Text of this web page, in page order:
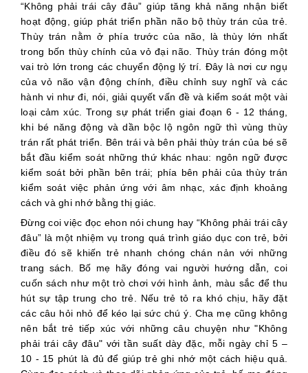
“Không phải trái cây đâu” giúp tăng khả năng nhận biết
hoạt động, giúp phát triển phần não bộ thùy trán của trẻ.
Thùy trán nằm ở phía trước của não, là thùy lớn nhất
trong bốn thùy chính của vỏ đại não. Thùy trán đóng một
vai trò lớn trong các chuyển động lý trí. Đây là nơi cư ngụ
của vỏ não vận động chính, điều chỉnh suy nghĩ và các
hành vi như đi, nói, giải quyết vấn đề và kiểm soát một vài
loại cảm xúc. Trong sự phát triển giai đoạn 6 - 12 tháng,
khi bé năng động và dần bộc lộ ngôn ngữ thì vùng thùy
trán rất phát triển. Bên trái và bên phải thùy trán của bé sẽ
bắt đầu kiểm soát những thứ khác nhau: ngôn ngữ được
kiểm soát bởi phần bên trái; phía bên phải của thùy trán
kiểm soát việc phản ứng với âm nhạc, xác định khoảng
cách và ghi nhớ bằng thị giác.
Đừng coi việc đọc ehon nói chung hay “Không phải trái cây
đâu” là một nhiệm vụ trong quá trình giáo dục con trẻ, bởi
điều đó sẽ khiến trẻ nhanh chóng chán nản với những
trang sách. Bố mẹ hãy đóng vai người hướng dẫn, coi
cuốn sách như một trò chơi với hình ảnh, màu sắc để thu
hút sự tập trung cho trẻ. Nếu trẻ tỏ ra khó chịu, hãy đặt
các câu hỏi nhỏ để kéo lại sức chú ý. Cha mẹ cũng không
nên bắt trẻ tiếp xúc với những câu chuyện như "Không
phải trái cây đâu" với tần suất dày đặc, mỗi ngày chỉ 5 –
10 - 15 phút là đủ để giúp trẻ ghi nhớ một cách hiệu quả.